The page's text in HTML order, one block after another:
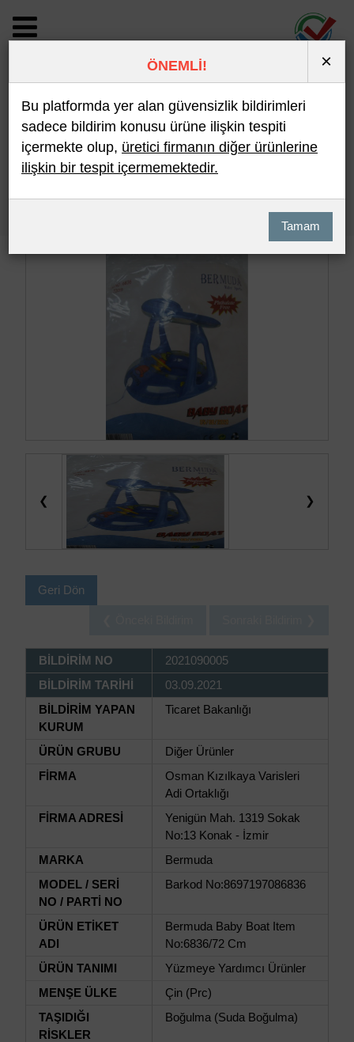
BİLDİRİM DETAYI
Son 10 Bildirim En Çok İncelenen
❮ ❯
Geri Dön
BİLDİRİM NO
2021090005
BİLDİRİM TARİHİ
03.09.2021
BİLDİRİM YAPAN
KURUM
Ticaret Bakanlığı
ÜRÜN GRUBU
Diğer Ürünler
FİRMA
Osman Kızılkaya Varisleri
Adi Ortaklığı
FİRMA ADRESİ
Yenigün Mah. 1319 Sokak
No:13 Konak - İzmir
MARKA
Bermuda
MODEL / SERİ
NO / PARTİ NO
Barkod No:8697197086836
ÜRÜN ETİKET
ADI
Bermuda Baby Boat Item
No:6836/72 Cm
ÜRÜN TANIMI
Yüzmeye Yardımcı Ürünler
MENŞE ÜLKE
Çin (Prc)
TAŞIDIĞI
RİSKLER
Boğulma (Suda Boğulma)
ÖNEMLİ! ×
Bu platformda yer alan güvensizlik bildirimleri
sadece bildirim konusu ürüne ilişkin tespiti
içermekte olup, üretici firmanın diğer ürünlerine
ilişkin bir tespit içermemektedir.
Tamam